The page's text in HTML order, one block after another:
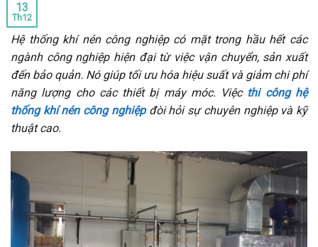
13
Th12
Hệ thống khí nén công nghiệp có mặt trong hầu hết các
ngành công nghiệp hiện đại từ việc vận chuyển, sản xuất
đến bảo quản. Nó giúp tối ưu hóa hiệu suất và giảm chi phí
năng lượng cho các thiết bị máy móc. Việc thi công hệ
thống khí nén công nghiệpđòi hỏi sự chuyên nghiệp và kỹ
thuật cao.